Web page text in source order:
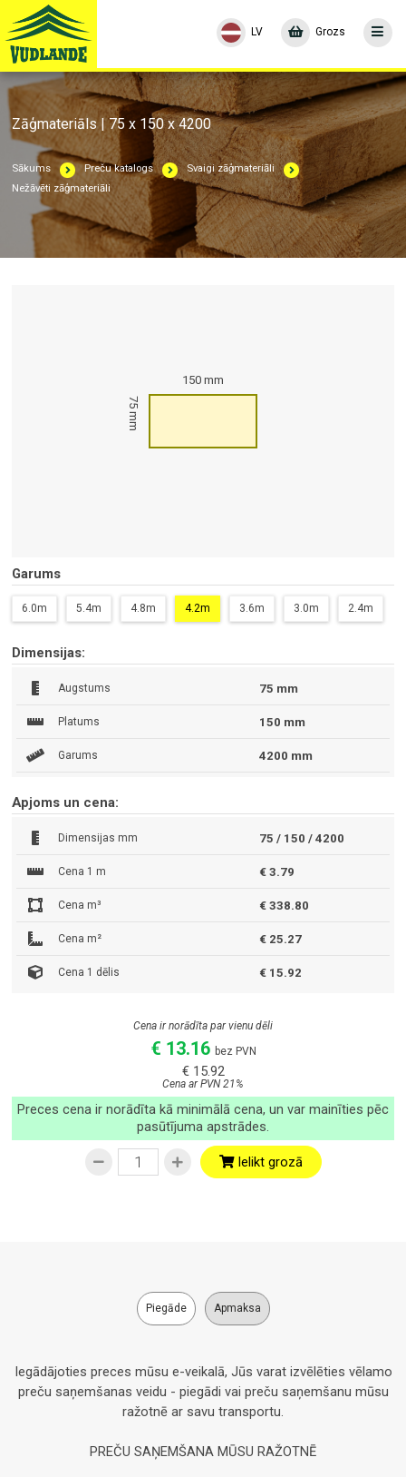
Grozs
LV
Zāģmateriāls | 75 x 150 x 4200
Sākums Preču katalogs
Svaigi zāģmateriāli
Nežāvēti zāģmateriāli
150 mm
75 mm
Garums
6.0m 5.4m 4.8m 4.2m 3.6m 3.0m 2.4m
Dimensijas:
Augstums 75 mm
Platums 150 mm
Garums 4200 mm
Apjoms un cena:
Dimensijas mm 75 / 150 / 4200
Cena 1 m € 3.79
Cena m³ € 338.80
Cena m² € 25.27
Cena 1 dēlis € 15.92
Cena ir norādīta par vienu dēli
€ 13.16 bez PVN
€ 15.92
Cena ar PVN 21%
Preces cena ir norādīta kā minimālā cena, un var mainīties pēc
pasūtījuma apstrādes.
Ielikt grozā
Piegāde Apmaksa
Iegādājoties preces mūsu e-veikalā, Jūs varat izvēlēties vēlamo
preču saņemšanas veidu - piegādi vai preču saņemšanu mūsu
ražotnē ar savu transportu.
PREČU SAŅEMŠANA MŪSU RAŽOTNĒ